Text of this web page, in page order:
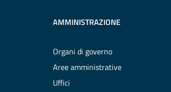
AMMINISTRAZIONE
Organi di governo
Aree amministrative
Uffici